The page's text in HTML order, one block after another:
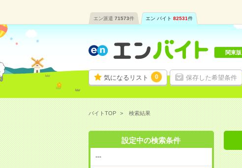
エン派遣 71573件 エン バイト 82531件
気になるリスト 0 保存した希望条件
関東版
バイトTOP 検索結果
設定中の検索条件
---